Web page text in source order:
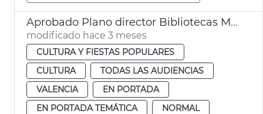
Aprobado Plano director Bibliotecas Municipales València
modificado hace 3 meses
CULTURA Y FIESTAS POPULARES
CULTURA
TODAS LAS AUDIENCIAS
VALENCIA
EN PORTADA
EN PORTADA TEMÁTICA
NORMAL